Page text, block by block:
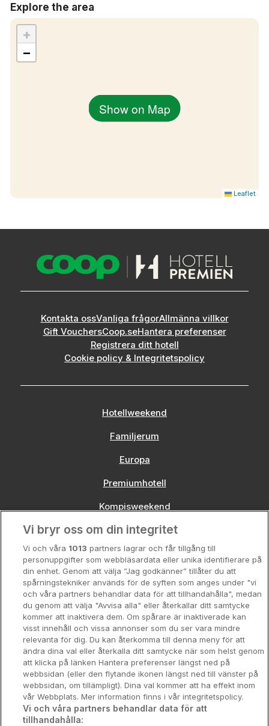
Explore the area
Show on Map
+
−
Leaflet
Kontakta ossVanliga frågorAllmänna villkor
Gift VouchersCoop.seHantera preferenser
Registrera ditt hotell
Cookie policy & Integritetspolicy
Hotellweekend
Familjerum
Europa
Premiumhotell
Kompisweekend
Storstadsweekend
Hotellrum under 995 kr
Spahotell
Sydsverige
Om Hotellpremien
Nya hotell
Stadsweekend
Vi bryr oss om din integritet
Vi och våra 1013 partners lagrar och får tillgång till
personuppgifter som webbläsardata eller unika identifierare på
din enhet. Genom att välja ”Jag godkänner” tillåter du att
spårningstekniker används för de syften som anges under "vi
och våra partners behandlar data för att tillhandahålla", medan
du genom att välja "Avvisa alla" eller återkallar ditt samtycke
kommer att inaktivera dem. Om spårare är inaktiverade kan
visst innehåll och vissa annonser som du ser vara mindre
relevanta för dig. Du kan återkomma till denna meny för att
ändra dina val eller återkalla ditt samtycke när som helst genom
att klicka på länken Hantera preferenser längst ned på
webbsidan (eller den flytande ikonen längst ned till vänster på
webbsidan, om tillämpligt). Dina val kommer att ha effekt inom
vår Webbplats. Mer information finns i vår integritetspolicy.
Vi och våra partners behandlar data för att
tillhandahålla: